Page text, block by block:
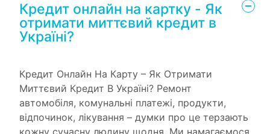
Кредит онлайн на картку - Як
отримати миттєвий кредит в
Україні?
Кредит Онлайн На Карту – Як Отримати
Миттєвий Кредит В Україні? Ремонт
автомобіля, комунальні платежі, продукти,
відпочинок, лікування – думки про це терзають